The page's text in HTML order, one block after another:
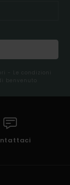
- Le condizioni
benvenuto